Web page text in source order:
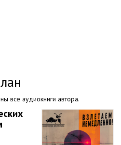
все аудиокниги автора.